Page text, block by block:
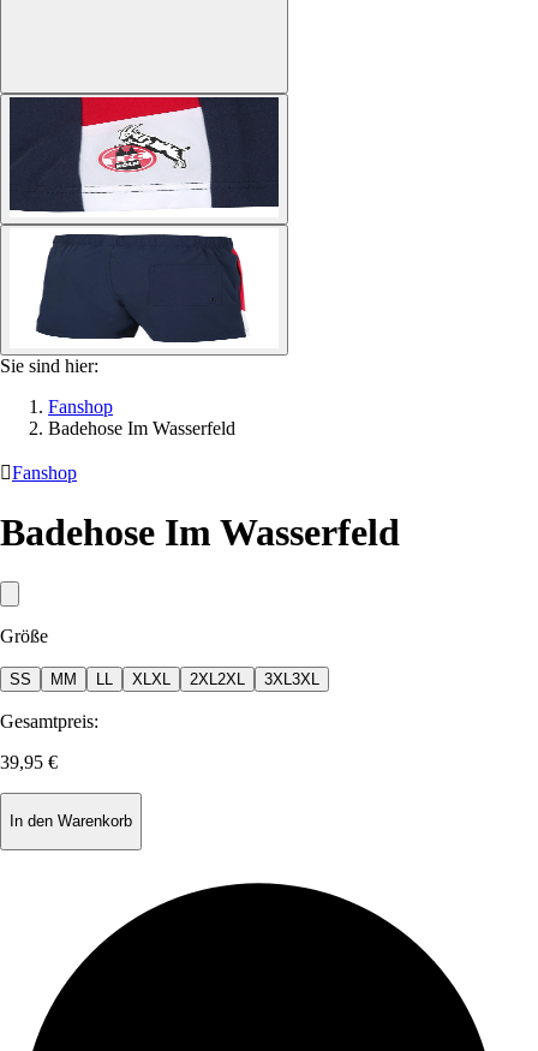
Sie sind hier:
Fanshop
Badehose Im Wasserfeld
Fanshop
Badehose Im Wasserfeld
Größe
SS M M XL XL 2XL 2XL 3XL 3XL
Gesamtpreis:
39,95 €
In den Warenkorb